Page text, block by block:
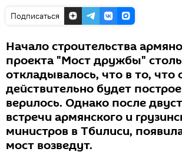
Подписаться
Начало строительства
проекта "Мост дружбы"
откладывалось, что в то, что
действительно будет
верилось. Однако после
встречи армянского и
министров в Тбилиси,
мост возведут.